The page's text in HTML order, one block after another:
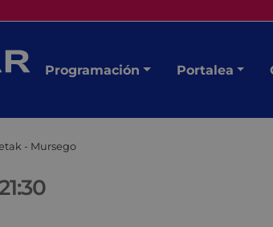
Programación Portalea
- Mursego